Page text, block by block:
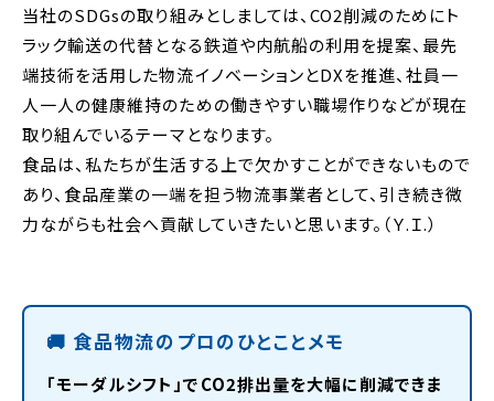
当社のSDGsの取り組みとしましては、CO2削減のためにト
ラック輸送の代替となる鉄道や内航船の利用を提案、最先
端技術を活用した物流イノベーションとDXを推進、社員一
人一人の健康維持のための働きやすい職場作りなどが現在
取り組んでいるテーマとなります。
食品は、私たちが生活する上で欠かすことができないもので
あり、食品産業の一端を担う物流事業者として、引き続き微
力ながらも社会へ貢献していきたいと思います。（Ｙ.Ｉ.）
🚚 食品物流のプロのひとことメモ
「モーダルシフト」でCO2排出量を大幅に削減できま